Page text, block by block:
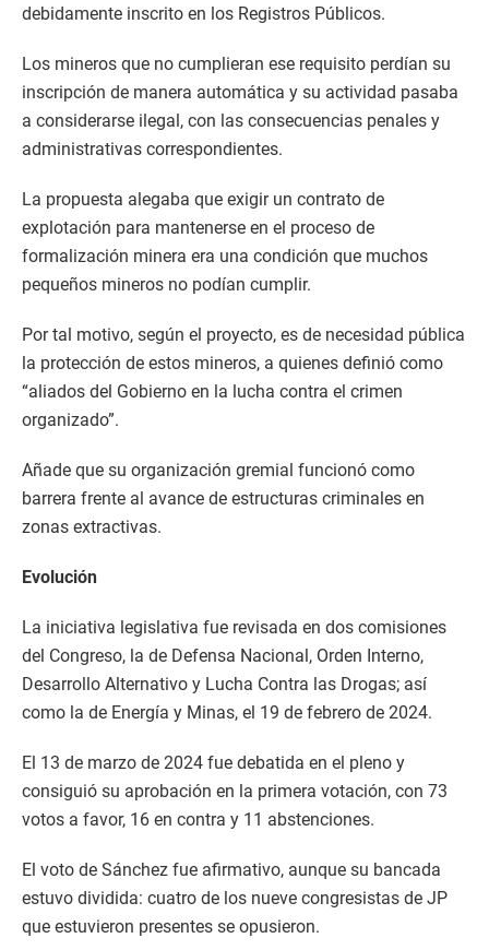
debidamente inscrito en los Registros Públicos.
Los mineros que no cumplieran ese requisito perdían su
inscripción de manera automática y su actividad pasaba
a considerarse ilegal, con las consecuencias penales y
administrativas correspondientes.
La propuesta alegaba que exigir un contrato de
explotación para mantenerse en el proceso de
formalización minera era una condición que muchos
pequeños mineros no podían cumplir.
Por tal motivo, según el proyecto, es de necesidad pública
la protección de estos mineros, a quienes definió como
“aliados del Gobierno en la lucha contra el crimen
organizado”.
Añade que su organización gremial funcionó como
barrera frente al avance de estructuras criminales en
zonas extractivas.
Evolución
La iniciativa legislativa fue revisada en dos comisiones
del Congreso, la de Defensa Nacional, Orden Interno,
Desarrollo Alternativo y Lucha Contra las Drogas; así
como la de Energía y Minas, el 19 de febrero de 2024.
El 13 de marzo de 2024 fue debatida en el pleno y
consiguió su aprobación en la primera votación, con 73
votos a favor, 16 en contra y 11 abstenciones.
El voto de Sánchez fue afirmativo, aunque su bancada
estuvo dividida: cuatro de los nueve congresistas de JP
que estuvieron presentes se opusieron.